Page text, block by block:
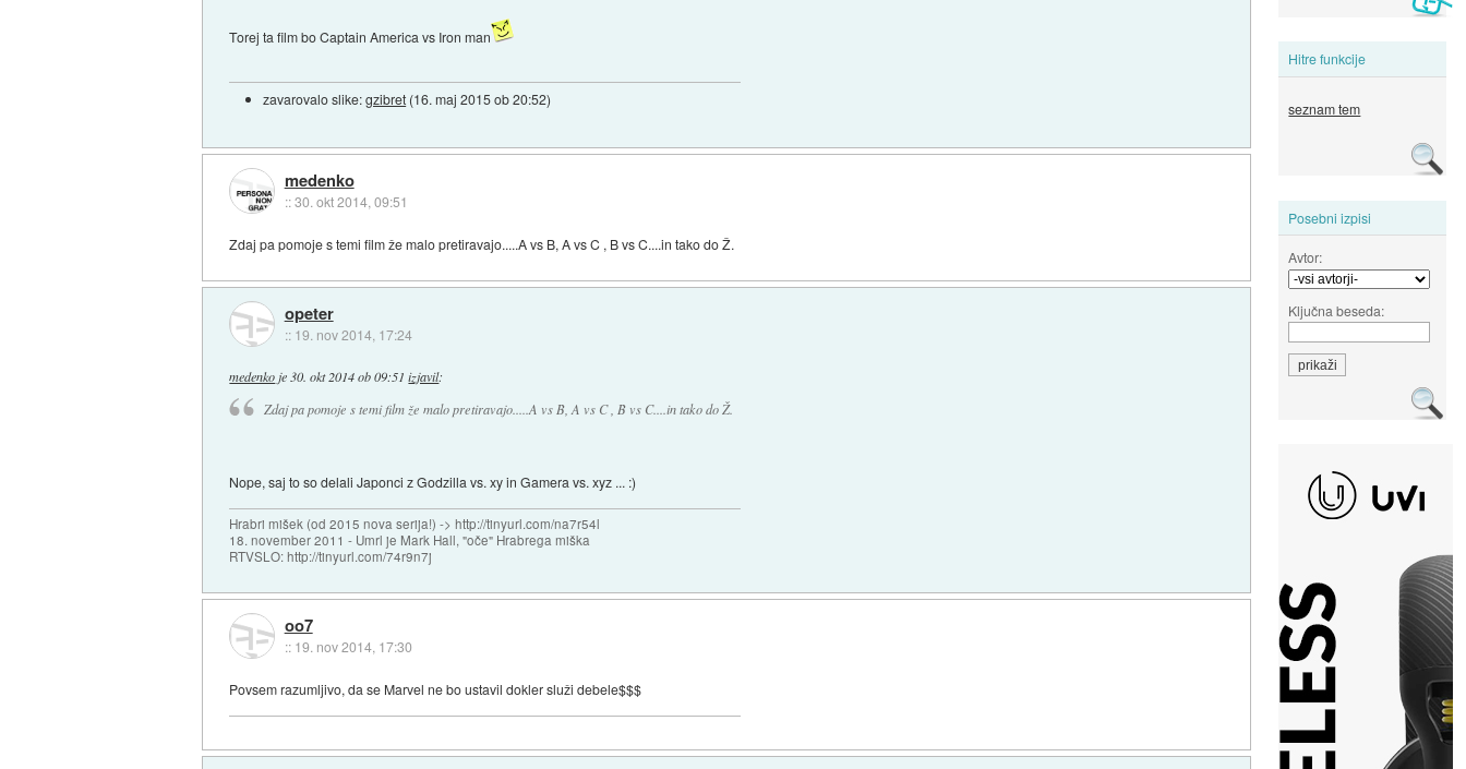
Hitre funkcije
seznam tem
Posebni izpisi
Avtor:
Ključna beseda:
Torej ta film bo Captain America vs Iron man
zavarovalo slike:gzibret (16. maj 2015 ob 20:52)
medenko
::30. okt 2014, 09:51
Zdaj pa pomoje s temi film že malo pretiravajo.....A vs B, A vs C , B vs C....in tako do Ž.
opeter
:: 19. nov 2014, 17:24
medenko je 30. okt 2014 ob 09:51 izjavil:
Zdaj pa pomoje s temi film že malo pretiravajo.....A vs B, A vs C , B vs C....in tako do Ž.
Nope, saj to so delali Japonci z Godzilla vs. xy in Gamera vs. xyz ... :)
Hrabri mišek (od 2015 nova serija!) -> http://tinyurl.com/na7r54l
18. november 2011 - Umrl je Mark Hall, "oče" Hrabrega miška
RTVSLO: http://tinyurl.com/74r9n7j
oo7
:: 19. nov 2014, 17:30
Povsem razumljivo, da se Marvel ne bo ustavil dokler služi debele$$$